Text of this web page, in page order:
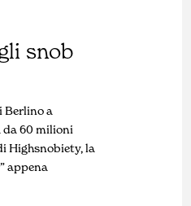
snob
Berlino a
da 60 milioni
Highsnobiety, la
appena